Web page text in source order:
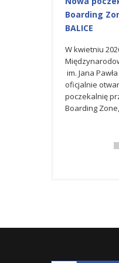
Boarding
BALICE
W kwietniu
im. Jana
oficjalnie
poczekalnię
Boarding